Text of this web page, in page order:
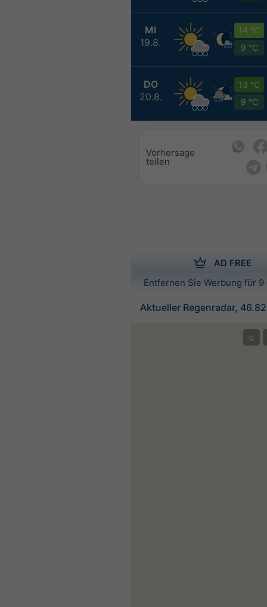
MI
19.8.
14 °C
9 °C
DO
20.8.
13 °C
9 °C
Vorhersage
teilen
AD FREE
Entfernen Sie Werbung für
Aktueller Regenradar,
©